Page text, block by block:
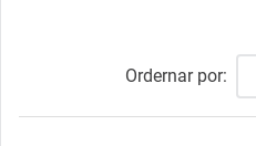
Ordernar por: